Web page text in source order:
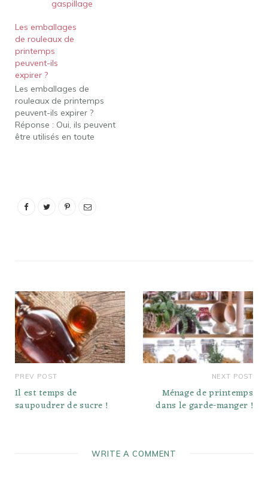
gaspillage
Les emballages
de rouleaux de
printemps
peuvent-ils
expirer ?
Les emballages de
rouleaux de printemps
peuvent-ils expirer ?
Réponse : Oui, ils peuvent
être utilisés en toute
légales, si le paquet est
PREV POST
Il est temps de
saupoudrer de sucre !
NEXT POST
Ménage de printemps
dans le garde-manger !
WRITE A COMMENT